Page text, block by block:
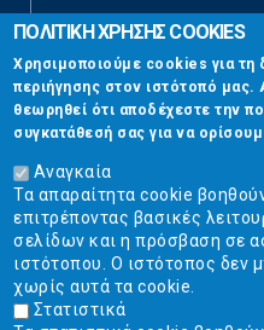
CAPTCHA
This
question is
for testing
whether or
not you are a
human visitor
and to
prevent
automated
spam
submissions.
Επικοινωνία
Στουρνάρη 17, Αθήνα 10683
2103304444
info@ekpizo.gr
www.ekpizo.gr
ΠΟΛΙΤΙΚΗ ΧΡΗΣΗΣ COOKIES
Χρησιμοποιούμε cookies για τη
περιήγησης στον ιστότοπό μας.
θεωρηθεί ότι αποδέχεστε την
συγκατάθεσή σας για να
Αναγκαία
Τα απαραίτητα cookie
επιτρέποντας βασικές
σελίδων και η πρόσβαση σε
ιστότοπου. Ο ιστότοπος δεν
χωρίς αυτά τα cookie.
Στατιστικά